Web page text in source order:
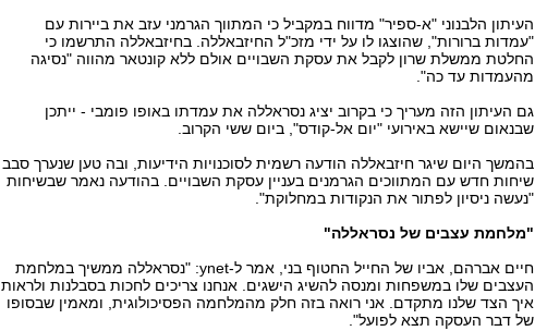
העיתון הלבנוני "א-ספיר" מדווח במקביל כי המתווך הגרמני עזב את ביירות עם
"עמדות ברורות", שהוצגו לו על ידי מזכ"ל החיזבאללה. בחיזבאללה התרשמו כי
החלטת ממשלת שרון לקבל את עסקת השבויים אולם ללא קונטאר מהווה "נסיגה
מהעמדות עד כה".
גם העיתון הזה מעריך כי בקרוב יציג נסראללה את עמדתו באופו פומבי - ייתכן
שבנאום שיישא באירועי "יום אל-קודס", ביום ששי הקרוב.
בהמשך היום שיגר חיזבאללה הודעה רשמית לסוכנויות הידיעות, ובה טען שנערך סבב
שיחות חדש עם המתווכים הגרמנים בעניין עסקת השבויים. בהודעה נאמר שבשיחות
"נעשה ניסיון לפתור את הנקודות במחלוקת".
"מלחמת עצבים של נסראללה"
חיים אברהם, אביו של החייל החטוף בני, אמר ל-ynet: "נסראללה ממשיך במלחמת
העצבים שלו במשפחות ומנסה להשיג הישגים. אנחנו צריכים לחכות בסבלנות ולראות
איך הצד שלנו מתקדם. אני רואה בזה חלק מהמלחמה הפסיכולוגית, ומאמין שבסופו
של דבר העסקה תצא לפועל".